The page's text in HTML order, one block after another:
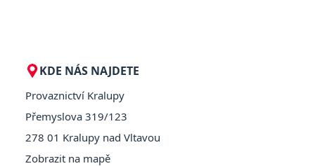
KDE NÁS NAJDETE
Provaznictví Kralupy
Přemyslova 319/123
278 01 Kralupy nad Vltavou
Zobrazit na mapě